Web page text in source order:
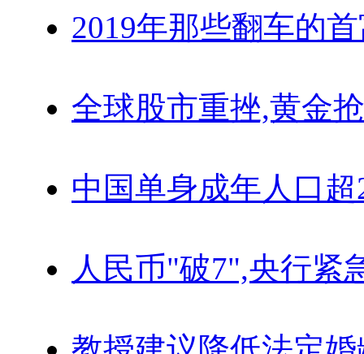
2019年那些翻车的
全球股市重挫,黄金
中国单身成年人口超
人民币"破7",央行紧